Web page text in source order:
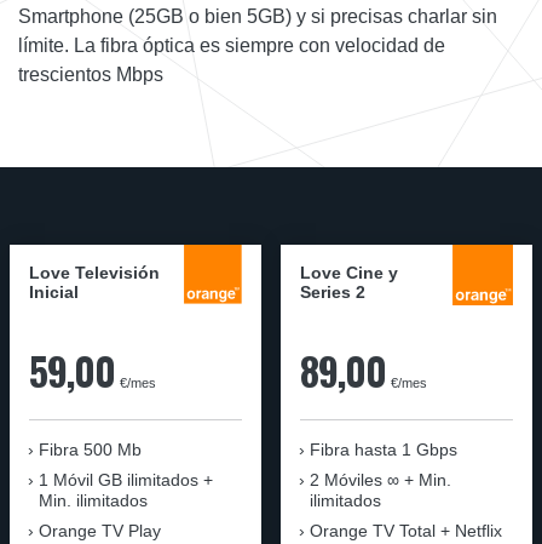
Smartphone (25GB o bien 5GB) y si precisas charlar sin
límite. La fibra óptica es siempre con velocidad de
trescientos Mbps
Love Televisión
Inicial
59,00 €/mes
Fibra 500 Mb
1 Móvil GB ilimitados +
Min. ilimitados
Orange TV Play
Love Cine y
Series 2
89,00 €/mes
Fibra hasta 1 Gbps
2 Móviles ∞ + Min.
ilimitados
Orange TV Total + Netflix